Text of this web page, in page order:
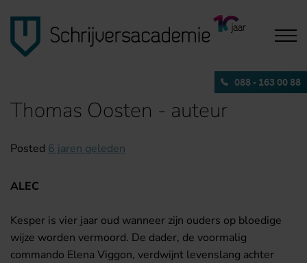
088 - 163 00 88
Thomas Oosten - auteur
Posted 6 jaren geleden
ALEC
Kesper is vier jaar oud wanneer zijn ouders op bloedige
wijze worden vermoord. De dader, de voormalig
commando Elena Viggon, verdwijnt levenslang achter